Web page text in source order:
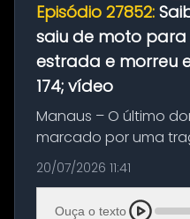
Episódio 27852:
saiu de moto
estrada e morreu
174; vídeo
Manaus – O último
marcado por uma
resultou na morte
BR-174, na zona rural
com destino a um
20/07/2026 11:41
Ouça o texto